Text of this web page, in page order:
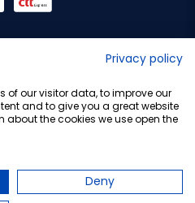
Privacy policy
of our visitor data, to improve our
and to give you a great website
about the cookies we use open the
Deny